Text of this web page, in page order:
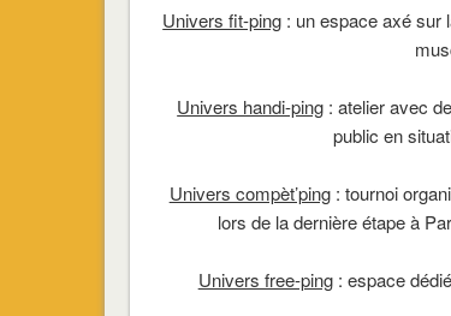
Univers fit-ping : un espace axé sur
Univers handi-ping : atelier avec
public en
Univers compèt’ping: tournoi
lors de la dernière étape à
Univers free-ping: espace